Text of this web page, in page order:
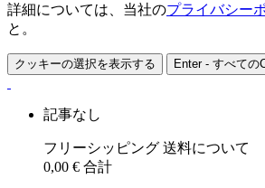
詳細については、当社のプライバシー
と。
クッキーの選択を表示する Enter - すべての
記事なし
フリーシッピング 送料について
0,00 € 合計